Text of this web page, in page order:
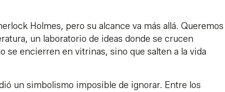
Holmes, pero su alcance va más allá. Queremos
un laboratorio de ideas donde se crucen
se encierren en vitrinas, sino que salten a la vida
un simbolismo imposible de ignorar. Entre los